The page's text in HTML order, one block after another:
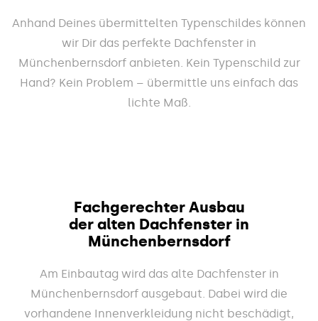
Anhand Deines übermittelten Typenschildes können
wir Dir das perfekte Dachfenster in
Münchenbernsdorf anbieten. Kein Typenschild zur
Hand? Kein Problem – übermittle uns einfach das
lichte Maß.
Fachgerechter Ausbau
der alten Dachfenster in
Münchenbernsdorf
Am Einbautag wird das alte Dachfenster in
Münchenbernsdorf ausgebaut. Dabei wird die
vorhandene Innenverkleidung nicht beschädigt,